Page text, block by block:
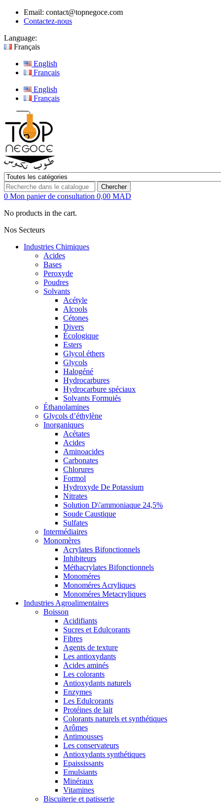
Email: contact@topnegoce.com
Contactez-nous
Language:
Français
English
Français
English
Français
Chercher
0 Mon panier de consultation 0,00 MAD
No products in the cart.
Nos Secteurs
Industries Chimiques
Acides
Bases
Peroxyde
Poudres
Solvants
Acétyle
Alcools
Cétones
Divers
Écologique
Esters
Glycol éthers
Glycols
Halogéné
Hydrocarbures
Hydrocarbure spéciaux
Solvants Formuiés
Éthanolamines
Glycols d’éthylène
Inorganiques
Acétates
Acides
Aminoacides
Carbonates
Chlorures
Formol
Hydroxyde De Potassium
Nitrates
Solution D\'ammoniaque 24,5%
Soude Caustique
Sulfates
Intermédiaires
Monomères
Acrylates Bifonctionnels
Inhibiteurs
Méthacrylates Bifonctionnels
Monoméres
Monoméres Acryliques
Monoméres Metacryliques
Industries Agroalimentaires
Boisson
Acidifiants
Sucres et Edulcorants
Fibres
Agents de texture
Les antioxydants
Acides aminés
Les colorants
Antioxydants naturels
Enzymes
Les Edulcorants
Protéines de lait
Colorants naturels et synthétiques
Arômes
Antimousses
Les conservateurs
Antioxydants synthétiques
Epaississants
Emulsiants
Minéraux
Vitamines
Biscuiterie et patisserie